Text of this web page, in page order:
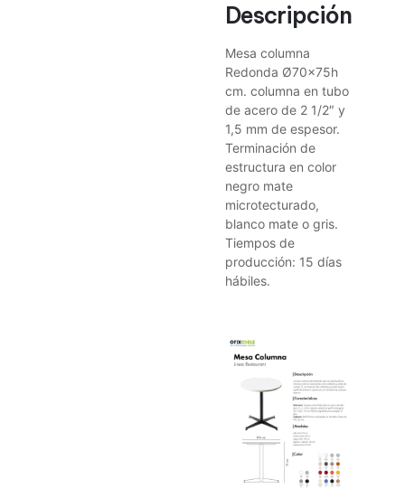
Descripción
Mesa columna
Redonda Ø70x75h
cm. columna en tubo
de acero de 2 1/2″ y
1,5 mm de espesor.
Terminación de
estructura en color
negro mate
microtecturado,
blanco mate o gris.
Tiempos de
producción: 15 días
hábiles.